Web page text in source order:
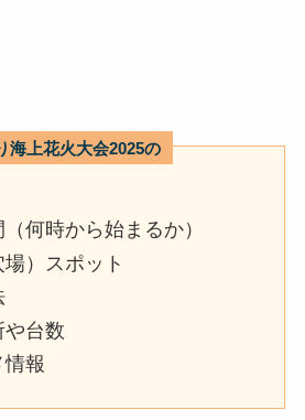
海上花火大会2025の
何時から始まるか）
）スポット
や台数
報